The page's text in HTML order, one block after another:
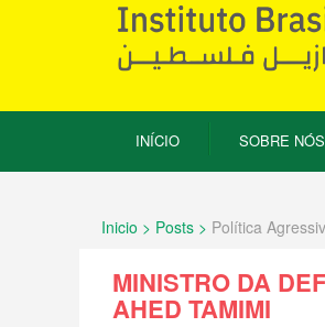
INÍCIO SOBRE NÓS
Inicio > Posts > Política
MINISTRO DA
AHED TAMIMI